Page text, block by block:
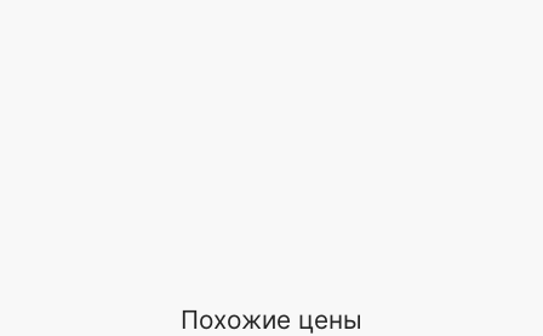
Похожие цены